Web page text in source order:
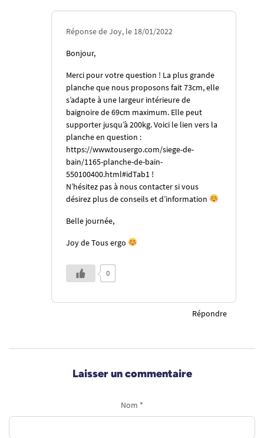
Réponse de Joy, le 18/01/2022
Bonjour,
Merci pour votre question ! La plus grande
planche que nous proposons fait 73cm, elle
s’adapte à une largeur intérieure de
baignoire de 69cm maximum. Elle peut
supporter jusqu’à 200kg. Voici le lien vers la
planche en question :
https://www.tousergo.com/siege-de-
bain/1165-planche-de-bain-
550100400.html#idTab1 !
N’hésitez pas à nous contacter si vous
désirez plus de conseils et d’information
Belle journée,
Joy de Tous ergo
0
Répondre
Laisser un commentaire
Nom *